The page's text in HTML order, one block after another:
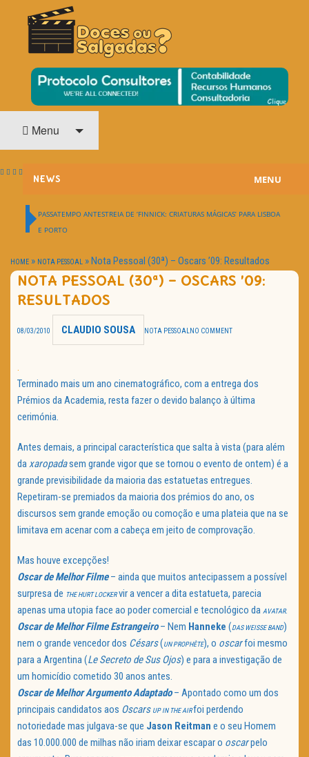
DOCES OU SALGADAS?
O Cinema? Uma Paixão!!
Menu
NEWS
HOME CINEMA
NOTA PESSOAL
TRAILER DO DIA
MENU
PASSATEMPO ANTESTREIA DE ‘FINNICK: CRIATURAS MÁGICAS’ PARA LISBOA
E PORTO
HOME » NOTA PESSOAL »Nota Pessoal (30ª) – Oscars ’09: Resultados
NOTA PESSOAL (30ª) – OSCARS ’09:
RESULTADOS
08/03/2010 CLAUDIO SOUSA NOTA PESSOAL NO COMMENT
.
Terminado mais um ano cinematográfico, com a entrega dos
Prémios da Academia, resta fazer o devido balanço à última
cerimónia.
Antes demais, a principal característica que salta à vista (para além
daxaropadasem grande vigor que se tornou o evento de ontem) é a
grande previsibilidade da maioria das estatuetas entregues.
Repetiram-se premiados da maioria dos prémios do ano, os
discursos sem grande emoção ou comoção e uma plateia que na se
limitava em acenar com a cabeça em jeito de comprovação.
Mas houve excepções!
Oscar de Melhor Filme– ainda que muitos antecipassem a possível
surpresa de THE HURT LOCKERvir a vencer a dita estatueta, parecia
apenas uma utopia face ao poder comercial e tecnológico da AVATAR.
Oscar de Melhor Filme Estrangeiro– Nem Hanneke (DAS WEISSE BAND)
nem o grande vencedor dos Césars(UN PROPHÈTE), o oscarfoi mesmo
para a Argentina (Le Secreto de Sus Ojos) e para a investigação de
um homicídio cometido 30 anos antes.
Oscar de Melhor Argumento Adaptado– Apontado como um dos
principais candidatos aos Oscars UP IN THE AIRfoi perdendo
notoriedade mas julgava-se que Jason Reitman e o seu Homem
das 10.000.000 de milhas não iriam deixar escapar o oscarpelo